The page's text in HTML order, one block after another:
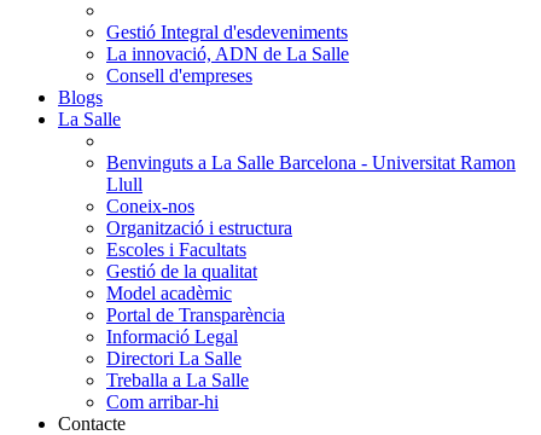
Gestió Integral d'esdeveniments
La innovació, ADN de La Salle
Consell d'empreses
Blogs
La Salle
Benvinguts a La Salle Barcelona - Universitat Ramon
Llull
Coneix-nos
Organització i estructura
Escoles i Facultats
Gestió de la qualitat
Model acadèmic
Portal de Transparència
Informació Legal
Directori La Salle
Treballa a La Salle
Com arribar-hi
Contacte